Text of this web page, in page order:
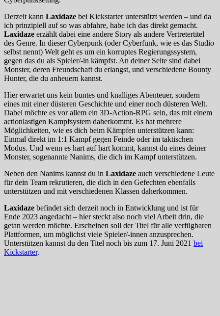
Derzeit kann Laxidaze bei Kickstarter unterstützt werden – und da
ich prinzipiell auf so was abfahre, habe ich das direkt gemacht.
Laxidaze erzählt dabei eine andere Story als andere Vertretertitel
des Genre. In dieser Cyberpunk (oder Cyberfunk, wie es das Studio
selbst nennt) Welt geht es um ein korruptes Regierungssystem,
gegen das du als Spieler/-in kämpfst. An deiner Seite sind dabei
Monster, deren Freundschaft du erlangst, und verschiedene Bounty
Hunter, die du anheuern kannst.
Hier erwartet uns kein buntes und knalliges Abenteuer, sondern
eines mit einer düsteren Geschichte und einer noch düsteren Welt.
Dabei möchte es vor allem ein 3D-Action-RPG sein, das mit einem
actionlastigen Kampfsystem daherkommt. Es hat mehrere
Möglichkeiten, wie es dich beim Kämpfen unterstützen kann:
Einmal direkt im 1:1 Kampf gegen Feinde oder im taktischen
Modus. Und wenn es hart auf hart kommt, kannst du eines deiner
Monster, sogenannte Nanims, die dich im Kampf unterstützen.
Neben den Nanims kannst du in Laxidaze auch verschiedene Leute
für dein Team rekrutieren, die dich in den Gefechten ebenfalls
unterstützen und mit verschiedenen Klassen daherkommen.
Laxidaze befindet sich derzeit noch in Entwicklung und ist für
Ende 2023 angedacht – hier steckt also noch viel Arbeit drin, die
getan werden möchte. Erscheinen soll der Titel für alle verfügbaren
Plattformen, um möglichst viele Spieler/-innen anzusprechen.
Unterstützen kannst du den Titel noch bis zum 17. Juni 2021 bei
Kickstarter.